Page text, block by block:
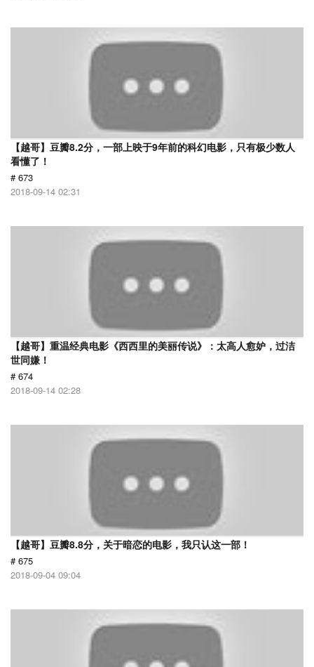
【越哥】豆瓣8.2分，一部上映于9年前的科幻电影，只有极少数人
看懂了！
# 673
2018-09-14 02:31
【越哥】重温经典电影《西西里的美丽传说》：太高人愈妒，过洁
世同嫌！
# 674
2018-09-14 02:28
【越哥】豆瓣8.8分，关于暗恋的电影，我只认这一部！
# 675
2018-09-04 09:04